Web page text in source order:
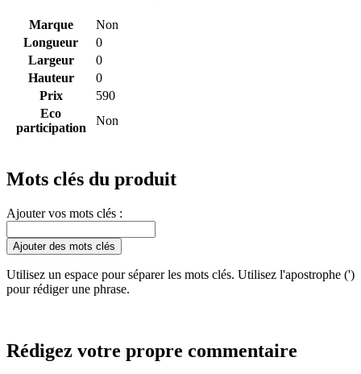
Marque
Non
Longueur
0
Largeur
0
Hauteur
0
Prix
590
Eco
participation
Non
Mots clés du produit
Ajouter vos mots clés :
Ajouter des mots clés
Utilisez un espace pour séparer les mots clés. Utilisez l'apostrophe (')
pour rédiger une phrase.
Rédigez votre propre commentaire